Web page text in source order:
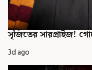
সৃজিতের সারপ্রাইজ!
3d ago